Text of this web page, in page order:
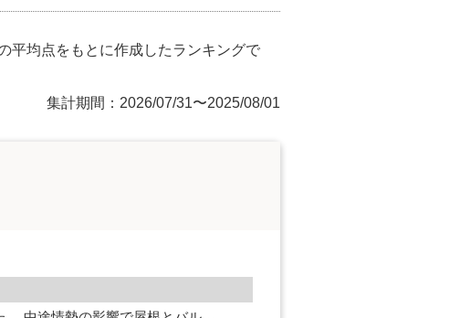
平均点をもとに作成したランキングで
集計期間：2026/07/31〜2025/08/01